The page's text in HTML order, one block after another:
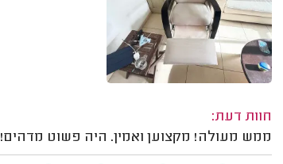
חוות דעת:
ממש מעולה! מקצוען ואמין. היה פשוט מדהים!